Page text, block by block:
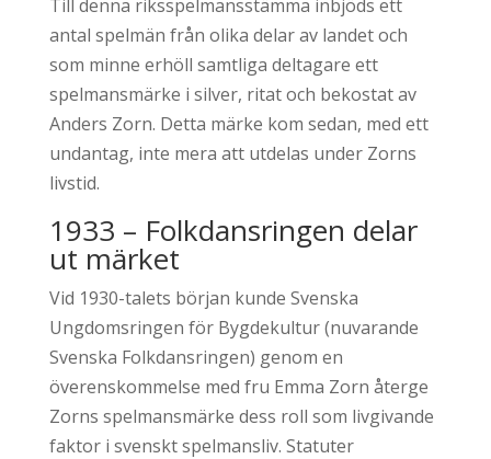
Till denna riksspelmansstämma inbjöds ett
antal spelmän från olika delar av landet och
som minne erhöll samtliga deltagare ett
spelmansmärke i silver, ritat och bekostat av
Anders Zorn. Detta märke kom sedan, med ett
undantag, inte mera att utdelas under Zorns
livstid.
1933 – Folkdansringen delar
ut märket
Vid 1930-talets början kunde Svenska
Ungdomsringen för Bygdekultur (nuvarande
Svenska Folkdansringen) genom en
överenskommelse med fru Emma Zorn återge
Zorns spelmansmärke dess roll som livgivande
faktor i svenskt spelmansliv. Statuter